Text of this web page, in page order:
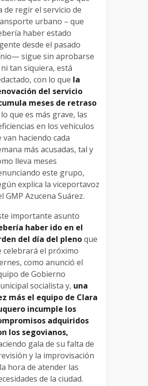
de regir el servicio de
urbano – que
haber estado
desde el pasado
sigue sin aprobarse
tan siquiera, está
con lo que la
del servicio
meses de retraso
que es más grave, las
en los vehículos
van haciendo cada
más acusadas, tal y
lleva meses
este grupo,
explica la viceportavoz
GMP Azucena Suárez.
importante asunto
haber ido en el
del día del plenoque
celebrará el próximo
como anunció el
de Gobierno
socialista y, una
más el equipo de Clara
incumple los
adquiridos
los segovianos,
gala de su falta de
y la improvisación
hora de atender las
de la ciudad.